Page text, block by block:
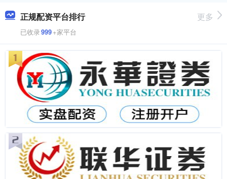
正规配资平台排行
已收录999+家平台
更多